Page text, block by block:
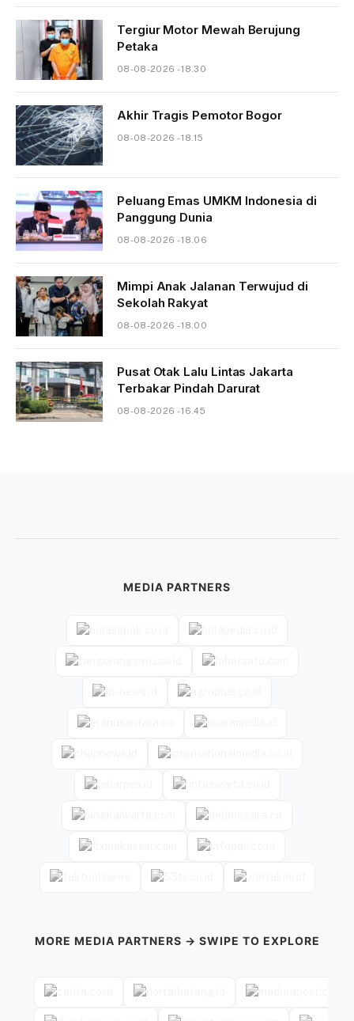
Tergiur Motor Mewah Berujung
Petaka
08-08-2026 - 18.30
Akhir Tragis Pemotor Bogor
08-08-2026 - 18.15
Peluang Emas UMKM Indonesia di
Panggung Dunia
08-08-2026 - 18.06
Mimpi Anak Jalanan Terwujud di
Sekolah Rakyat
08-08-2026 - 18.00
Pusat Otak Lalu Lintas Jakarta
Terbakar Pindah Darurat
08-08-2026 - 16.45
MEDIA PARTNERS
MORE MEDIA PARTNERS → SWIPE TO EXPLORE